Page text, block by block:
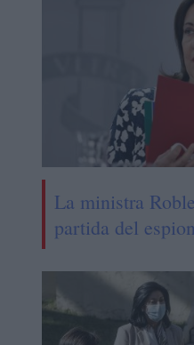
La ministra
partida del